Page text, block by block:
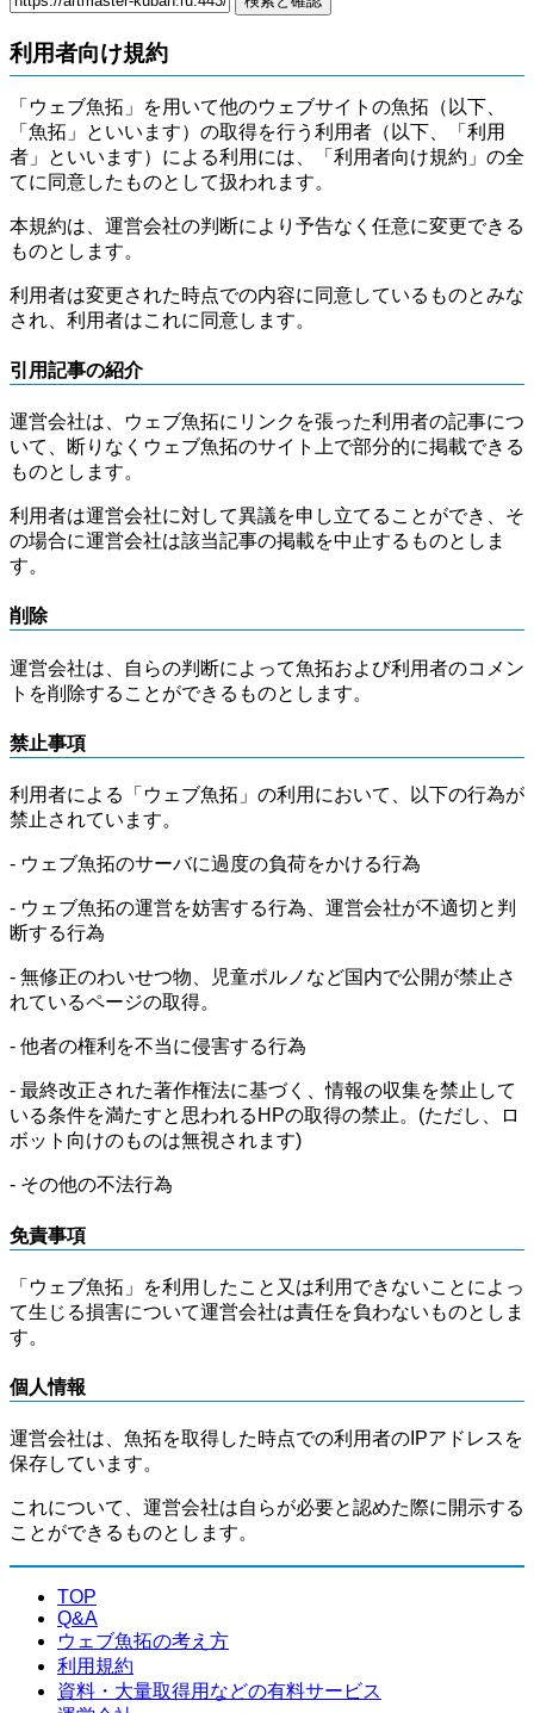
利用者向け規約
「ウェブ魚拓」を用いて他のウェブサイトの魚拓（以下、
「魚拓」といいます）の取得を行う利用者（以下、「利用
者」といいます）による利用には、「利用者向け規約」の全
てに同意したものとして扱われます。
本規約は、運営会社の判断により予告なく任意に変更できる
ものとします。
利用者は変更された時点での内容に同意しているものとみな
され、利用者はこれに同意します。
引用記事の紹介
運営会社は、ウェブ魚拓にリンクを張った利用者の記事につ
いて、断りなくウェブ魚拓のサイト上で部分的に掲載できる
ものとします。
利用者は運営会社に対して異議を申し立てることができ、そ
の場合に運営会社は該当記事の掲載を中止するものとしま
す。
削除
運営会社は、自らの判断によって魚拓および利用者のコメン
トを削除することができるものとします。
禁止事項
利用者による「ウェブ魚拓」の利用において、以下の行為が
禁止されています。
- ウェブ魚拓のサーバに過度の負荷をかける行為
- ウェブ魚拓の運営を妨害する行為、運営会社が不適切と判
断する行為
- 無修正のわいせつ物、児童ポルノなど国内で公開が禁止さ
れているページの取得。
- 他者の権利を不当に侵害する行為
- 最終改正された著作権法に基づく、情報の収集を禁止して
いる条件を満たすと思われるHPの取得の禁止。(ただし、ロ
ボット向けのものは無視されます)
- その他の不法行為
免責事項
「ウェブ魚拓」を利用したこと又は利用できないことによっ
て生じる損害について運営会社は責任を負わないものとしま
す。
個人情報
運営会社は、魚拓を取得した時点での利用者のIPアドレスを
保存しています。
これについて、運営会社は自らが必要と認めた際に開示する
ことができるものとします。
TOP
Q&A
ウェブ魚拓の考え方
利用規約
資料・大量取得用などの有料サービス